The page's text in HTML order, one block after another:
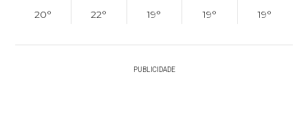
20°
22°
19°
19°
19°
PUBLICIDADE